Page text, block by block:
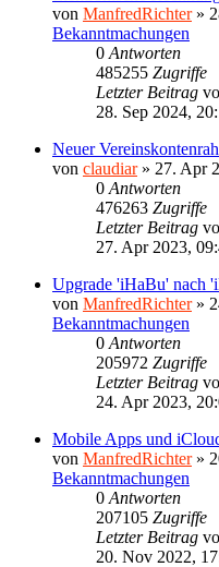
von ManfredRichter»
Bekanntmachungen
0 Antworten
485255 Zugriffe
Letzter Beitrag
28. Sep 2024,
Neuer
von claudiar» 27. Apr
0 Antworten
476263 Zugriffe
Letzter Beitrag
27. Apr 2023,
Upgrade 'iHaBu' nach
von ManfredRichter»
Bekanntmachungen
0 Antworten
205972 Zugriffe
Letzter Beitrag
24. Apr 2023,
Mobile Apps und
von ManfredRichter»
Bekanntmachungen
0 Antworten
207105 Zugriffe
Letzter Beitrag
20. Nov 2022,